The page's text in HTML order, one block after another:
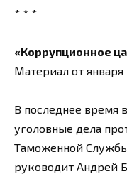
* * *
«Коррупционное
Материал от января
В последнее время
уголовные дела
Таможенной
руководит Андрей